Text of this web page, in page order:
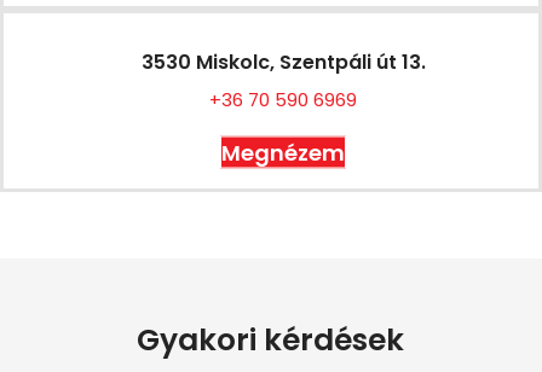
3530 Miskolc, Szentpáli út 13.
+36 70 590 6969
Megnézem
Gyakori kérdések